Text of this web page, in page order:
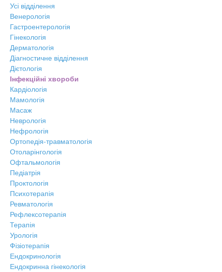
Усі відділення
Венерологія
Гастроентерологія
Гінекологія
Дерматологія
Діагностичне відділення
Дієтологія
Інфекційні хвороби
Кардіологія
Мамологія
Масаж
Неврологія
Нефрологія
Ортопедія-травматологія
Отоларінгологія
Офтальмологія
Педіатрія
Проктологія
Психотерапія
Ревматологія
Рефлексотерапія
Терапія
Урологія
Фізіотерапія
Ендокринологія
Ендокринна гінекологія